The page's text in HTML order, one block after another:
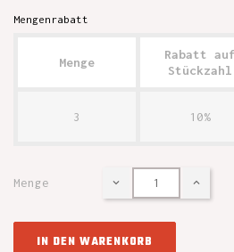
Mengenrabatt
Menge
Rabatt auf
Stückzahl
3 10%
Menge
IN DEN WARENKORB